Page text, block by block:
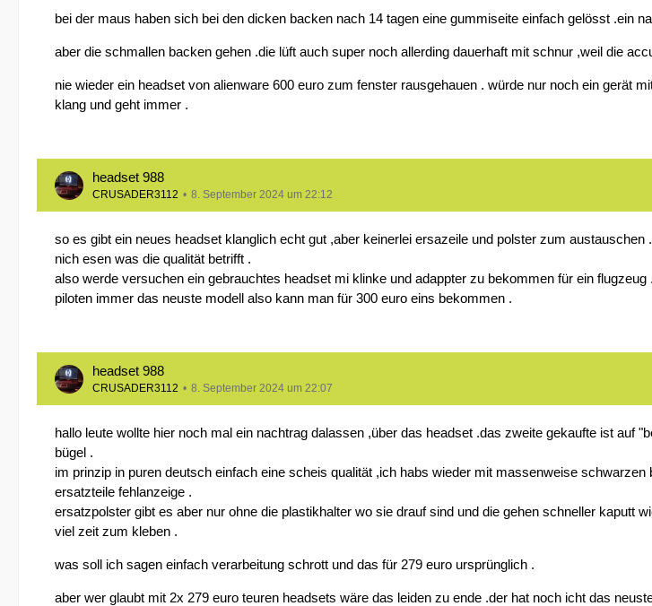
bei der maus haben sich bei den dicken backen nach 14 tagen eine gummiseite einfach gelösst .ein
aber die schmallen backen gehen .die lüft auch super noch allerding dauerhaft mit schnur ,weil die
nie wieder ein headset von alienware 600 euro zum fenster rausgehauen . würde nur noch ein gerät
klang und geht immer .
headset 988
CRUSADER3112 8. September 2024 um 22:12
so es gibt ein neues headset klanglich echt gut ,aber keinerlei ersazeile und polster zum
nich esen was die qualität betrifft .
also werde versuchen ein gebrauchtes headset mi klinke und adappter zu bekommen für ein
piloten immer das neuste modell also kann man für 300 euro eins bekommen .
headset 988
CRUSADER3112 8. September 2024 um 22:07
hallo leute wollte hier noch mal ein nachtrag dalassen ,über das headset .das zweite gekaufte ist auf
bügel .
im prinzip in puren deutsch einfach eine scheis qualität ,ich habs wieder mit massenweise schwarzen
ersatzteile fehlanzeige .
ersatzpolster gibt es aber nur ohne die plastikhalter wo sie drauf sind und die gehen schneller kaputt
viel zeit zum kleben .
was soll ich sagen einfach verarbeitung schrott und das für 279 euro ursprünglich .
aber wer glaubt mit 2x 279 euro teuren headsets wäre das leiden zu ende .der hat noch icht das